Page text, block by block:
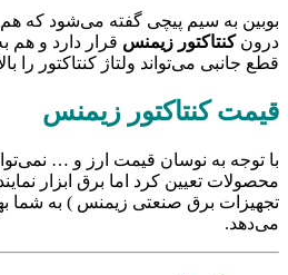
بوبین به سیم پیچی گفته می‌شود که
درون کنتاکتور زیمنس قرار دارد و
قطع جانبی می‌تواند ولتاژ کنتاکتور را
قیمت کنتاکتور زیمنس
با توجه به نوسان قیمت ارز و …
محصولات تعیین کرد اما برق ابزار
تجهیزات برق صنعتی زیمنس ) به شما
می‌دهد.